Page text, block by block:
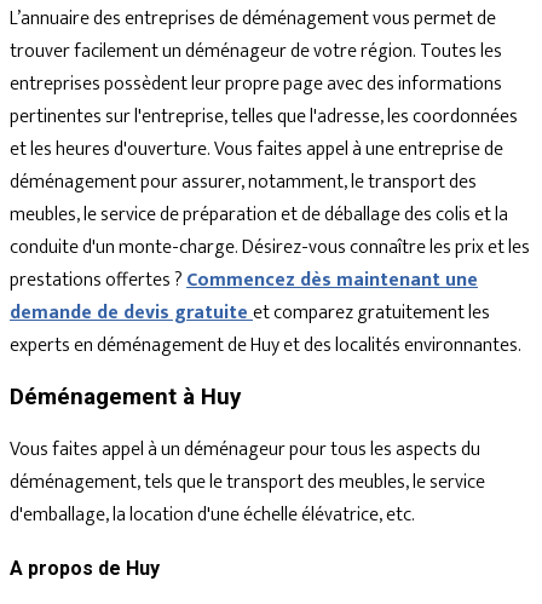
L’annuaire des entreprises de déménagement vous permet de
trouver facilement un déménageur de votre région. Toutes les
entreprises possèdent leur propre page avec des informations
pertinentes sur l'entreprise, telles que l'adresse, les coordonnées
et les heures d'ouverture. Vous faites appel à une entreprise de
déménagement pour assurer, notamment, le transport des
meubles, le service de préparation et de déballage des colis et la
conduite d'un monte-charge. Désirez-vous connaître les prix et les
prestations offertes ?Commencez dès maintenant une
demande de devis gratuiteet comparez gratuitement les
experts en déménagement de Huy et des localités environnantes.
Déménagement à Huy
Vous faites appel à un déménageur pour tous les aspects du
déménagement, tels que le transport des meubles, le service
d'emballage, la location d'une échelle élévatrice, etc.
A propos de Huy